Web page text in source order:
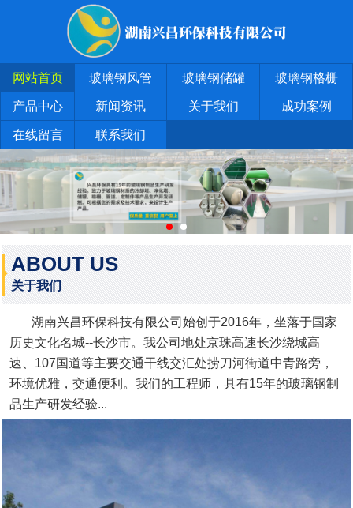
网站首页 玻璃钢风管 玻璃钢储罐 玻璃钢格栅
产品中心 新闻资讯 关于我们 成功案例
在线留言 联系我们
ABOUT US
关于我们
湖南兴昌环保科技有限公司始创于2016年，坐落于国家
历史文化名城--长沙市。我公司地处京珠高速长沙绕城高
速、107国道等主要交通干线交汇处捞刀河街道中青路旁，
环境优雅，交通便利。我们的工程师，具有15年的玻璃钢制
品生产研发经验...